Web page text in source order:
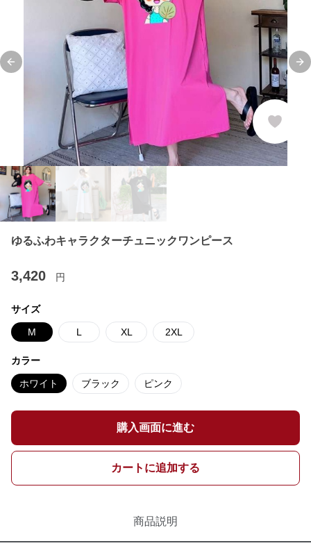
Previous slide
ゆるふわキャラクターチュニックワンピース
3,420 円
サイズ
M L XL 2XL
カラー
ホワイト ブラック ピンク
購入画面に進む
カートに追加する
商品説明